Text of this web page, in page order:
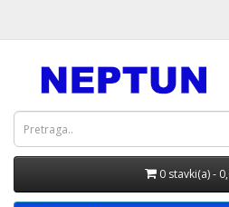
0 stavki(a) -